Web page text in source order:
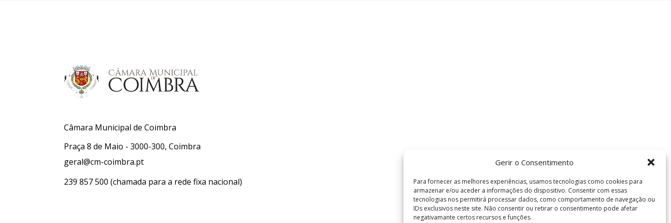
Gerir o Consentimento
Para fornecer as melhores experiências, usamos tecnologias como cookies para
armazenar e/ou aceder a informações do dispositivo. Consentir com essas
tecnologias nos permitirá processar dados, como comportamento de navegação ou
IDs exclusivos neste site. Não consentir ou retirar o consentimento pode afetar
negativamante certos recursos e funções.
Câmara Municipal de Coimbra
Praça 8 de Maio - 3000-300, Coimbra
geral@cm-coimbra.pt
239 857 500 (chamada para a rede fixa nacional)